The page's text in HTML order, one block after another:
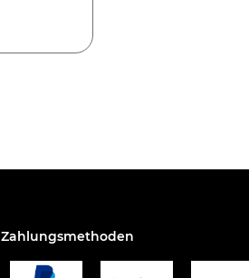
Zahlungsmethoden